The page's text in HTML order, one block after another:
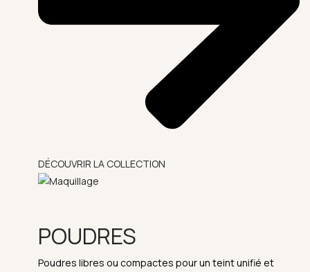
DÉCOUVRIR LA COLLECTION
POUDRES
Poudres libres ou compactes pour un teint unifié et